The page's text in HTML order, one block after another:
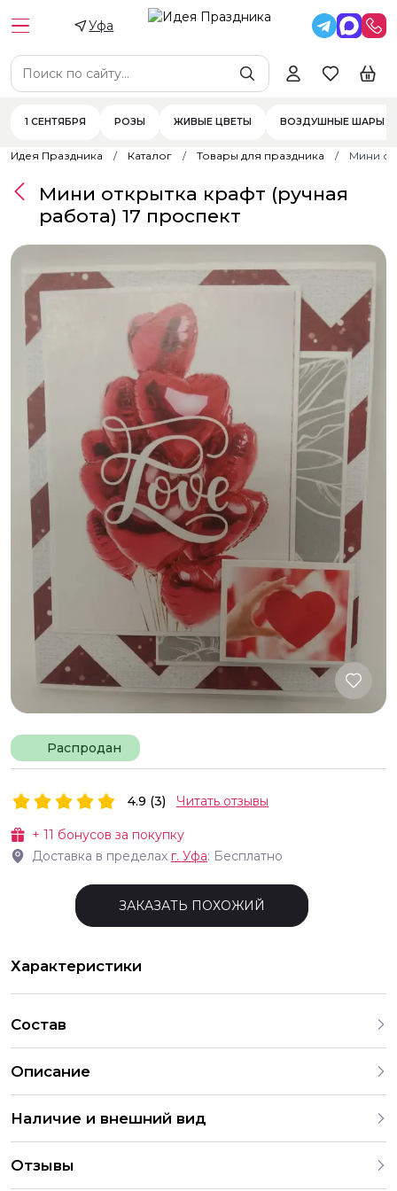
Уфа
1 СЕНТЯБРЯ РОЗЫ ЖИВЫЕ ЦВЕТЫ ВОЗДУШНЫЕ ШАРЫ
Идея Праздника Каталог Товары для праздника Мини
Распродан
Мини открытка крафт (ручная
работа) 17 проспект
+ 11 бонусов за покупку
Доставка в пределах г. Уфа: Бесплатно
4.9 (3) Читать отзывы
ЗАКАЗАТЬ ПОХОЖИЙ
Характеристики
Состав
Описание
Наличие и внешний вид
сайте, тщательно отобраны для создания незабываемой
атмосферы. Мы предлагаем широкий ассортимент, и в
Отзывы